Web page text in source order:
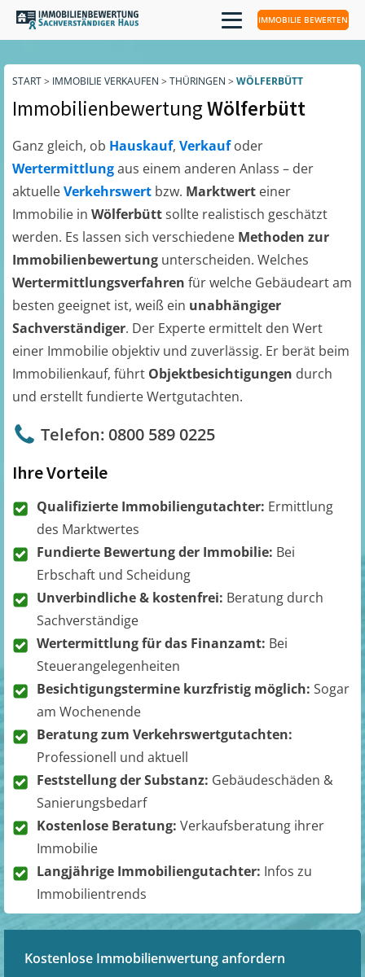
IMMOBILIE BEWERTEN
START> IMMOBILIE VERKAUFEN > THÜRINGEN > WÖLFERBÜTT
ImmobilienbewertungWölferbütt
Ganz gleich, ob Hauskauf, Verkaufoder
Wertermittlungaus einem anderen Anlass – der
aktuelleVerkehrswert bzw. Marktwert einer
Immobilie in Wölferbüttsollte realistisch geschätzt
werden. Es lassen sich verschiedene Methoden zur
Immobilienbewertung unterscheiden. Welches
Wertermittlungsverfahren für welche Gebäudeart am
besten geeignet ist, weiß ein unabhängiger
Sachverständiger. Der Experte ermittelt den Wert
einer Immobilie objektiv und zuverlässig. Er berät beim
Immobilienkauf, führt Objektbesichtigungen durch
und erstellt fundierte Wertgutachten.
Telefon: 0800 589 0225
Ihre Vorteile
Qualifizierte Immobiliengutachter: Ermittlung
des Marktwertes
Fundierte Bewertung der Immobilie: Bei
Erbschaft und Scheidung
Unverbindliche & kostenfrei: Beratung durch
Sachverständige
Wertermittlung für das Finanzamt: Bei
Steuerangelegenheiten
Besichtigungstermine kurzfristig möglich: Sogar
am Wochenende
Beratung zum Verkehrswertgutachten:
Professionell und aktuell
Feststellung der Substanz: Gebäudeschäden &
Sanierungsbedarf
Kostenlose Beratung: Verkaufsberatung ihrer
Immobilie
Langjährige Immobiliengutachter: Infos zu
Immobilientrends
Kostenlose Immobilienwertung anfordern